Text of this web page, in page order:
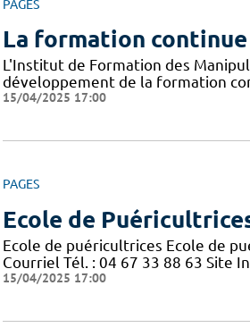
PAGES
La formation continue
L'Institut de Formation des
développement de la formation
15/04/2025 17:00
PAGES
Ecole de
Ecole de puéricultrices Ecole de
Courriel Tél. : 04 67 33 88 63 Site
15/04/2025 17:00